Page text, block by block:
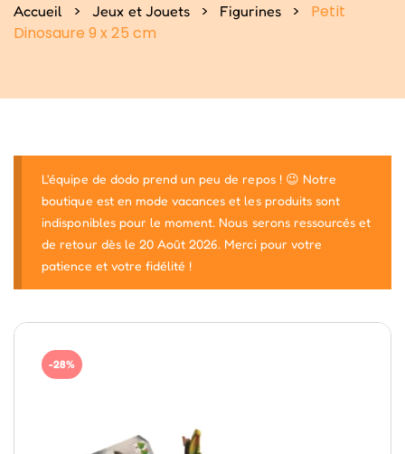
Accueil > Jeux et Jouets > Figurines >
Petit
Dinosaure 9 x 25 cm
L'équipe de dodo prend un peu de repos ! 😉 Notre
boutique est en mode vacances et les produits sont
indisponibles pour le moment. Nous serons ressourcés et
de retour dès le 20 Août 2026. Merci pour votre
patience et votre fidélité !
-28%